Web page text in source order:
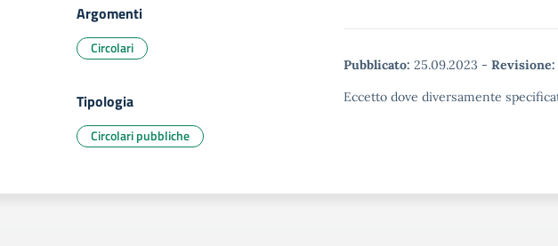
Pubblicato: 25.09.2023 - Revisione:
Eccetto dove diversamente
Argomenti
Circolari
Tipologia
Circolari pubbliche